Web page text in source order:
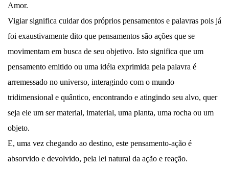
Amor.
Vigiar significa cuidar dos próprios pensamentos e palavras pois já
foi exaustivamente dito que pensamentos são ações que se
movimentam em busca de seu objetivo. Isto significa que um
pensamento emitido ou uma idéia exprimida pela palavra é
arremessado no universo, interagindo com o mundo
tridimensional e quântico, encontrando e atingindo seu alvo, quer
seja ele um ser material, imaterial, uma planta, uma rocha ou um
objeto.
E, uma vez chegando ao destino, este pensamento-ação é
absorvido e devolvido, pela lei natural da ação e reação.